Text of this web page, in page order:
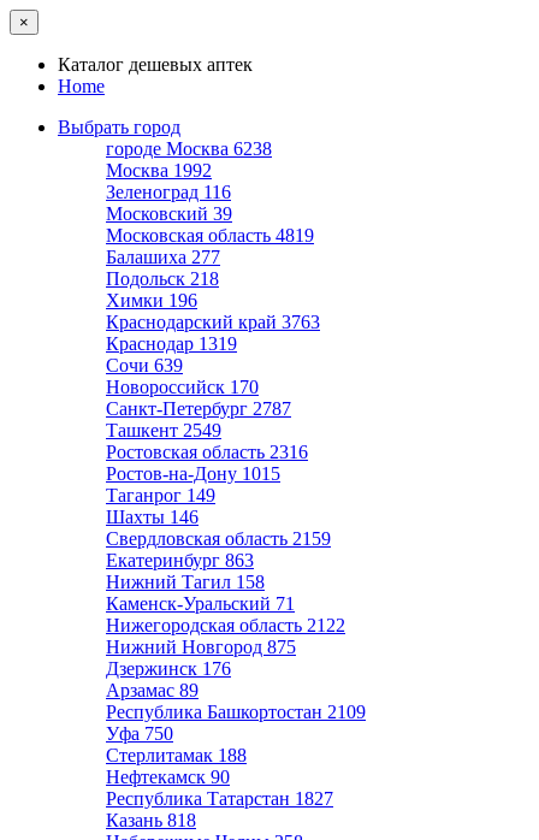
×
Каталог дешевых аптек
Home
Выбрать город
городе Москва 6238
Москва 1992
Зеленоград 116
Московский 39
Московская область 4819
Балашиха 277
Подольск 218
Химки 196
Краснодарский край 3763
Краснодар 1319
Сочи 639
Новороссийск 170
Санкт-Петербург 2787
Ташкент 2549
Ростовская область 2316
Ростов-на-Дону 1015
Таганрог 149
Шахты 146
Свердловская область 2159
Екатеринбург 863
Нижний Тагил 158
Каменск-Уральский 71
Нижегородская область 2122
Нижний Новгород 875
Дзержинск 176
Арзамас 89
Республика Башкортостан 2109
Уфа 750
Стерлитамак 188
Нефтекамск 90
Республика Татарстан 1827
Казань 818